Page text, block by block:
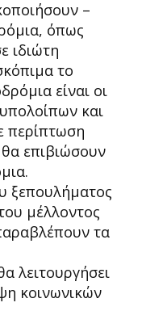
–
όπως
ιδιώτη
το
είναι οι
και
περίπτωση
επιβιώσουν
ξεπουλήματος
μέλλοντος
τα
λειτουργήσει
κοινωνικών